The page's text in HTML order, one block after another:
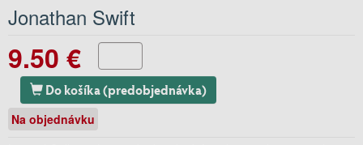
Jonathan Swift
9.50 €
Do košíka (predobjednávka)
Na objednávku